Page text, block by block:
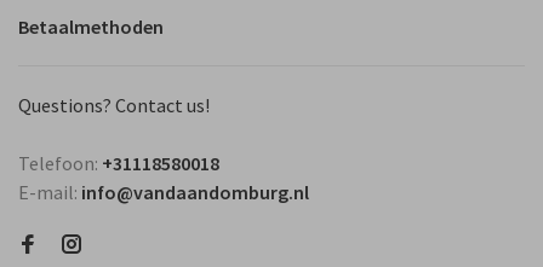
Betaalmethoden
Questions? Contact us!
Telefoon: +31118580018
E-mail: info@vandaandomburg.nl